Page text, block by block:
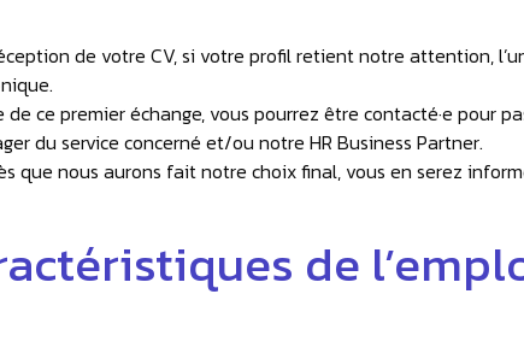
de votre CV, si votre profil retient notre attention,
de ce premier échange, vous pourrez être contacté·e pour
du service concerné et/ou notre HR Business Partner.
que nous aurons fait notre choix final, vous en serez
de